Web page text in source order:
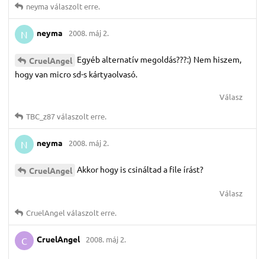
neyma válaszolt erre.
N neyma 2008. máj 2.
CruelAngel Egyéb alternatív megoldás???:) Nem hiszem,
hogy van micro sd-s kártyaolvasó.
Válasz
TBC_z87válaszolt erre.
N neyma 2008. máj 2.
CruelAngel Akkor hogy is csináltad a file írást?
Válasz
CruelAngel válaszolt erre.
C CruelAngel 2008. máj 2.